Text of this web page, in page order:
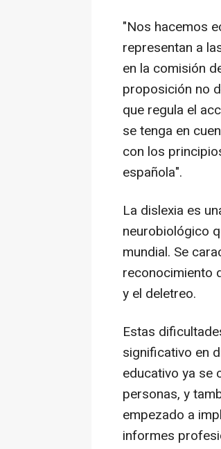
"Nos hacemos
representan a
en la comisión
proposición no
que regula el
se tenga en
con los
española".
La dislexia es
neurobiológico
mundial. Se
reconocimiento
y el deletreo.
Estas
significativo en
educativo ya se
personas, y
empezado a
informes